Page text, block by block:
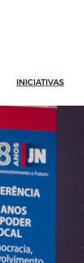
INICIATIVAS